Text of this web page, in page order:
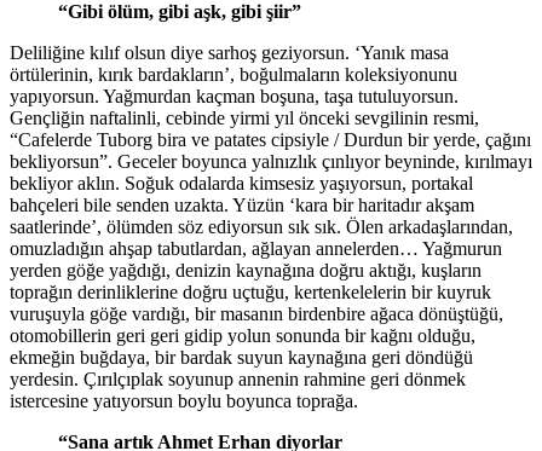
“Gibi ölüm, gibi aşk, gibi şiir”
Deliliğine kılıf olsun diye sarhoş geziyorsun. ‘Yanık masa
örtülerinin, kırık bardakların’, boğulmaların koleksiyonunu
yapıyorsun. Yağmurdan kaçman boşuna, taşa tutuluyorsun.
Gençliğin naftalinli, cebinde yirmi yıl önceki sevgilinin resmi,
“Cafelerde Tuborg bira ve patates cipsiyle / Durdun bir yerde, çağını
bekliyorsun”. Geceler boyunca yalnızlık çınlıyor beyninde, kırılmayı
bekliyor aklın. Soğuk odalarda kimsesiz yaşıyorsun, portakal
bahçeleri bile senden uzakta. Yüzün ‘kara bir haritadır akşam
saatlerinde’, ölümden söz ediyorsun sık sık. Ölen arkadaşlarından,
omuzladığın ahşap tabutlardan, ağlayan annelerden… Yağmurun
yerden göğe yağdığı, denizin kaynağına doğru aktığı, kuşların
toprağın derinliklerine doğru uçtuğu, kertenkelelerin bir kuyruk
vuruşuyla göğe vardığı, bir masanın birdenbire ağaca dönüştüğü,
otomobillerin geri geri gidip yolun sonunda bir kağnı olduğu,
ekmeğin buğdaya, bir bardak suyun kaynağına geri döndüğü
yerdesin. Çırılçıplak soyunup annenin rahmine geri dönmek
istercesine yatıyorsun boylu boyunca toprağa.
“Sana artık Ahmet Erhan diyorlar